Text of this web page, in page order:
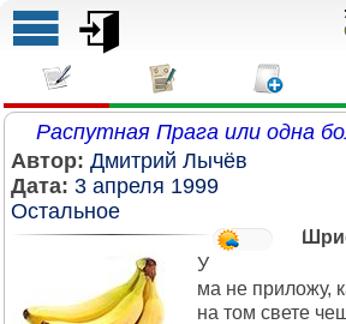
Распутная Прага или одна
Автор: Дмитрий Лычёв
Дата: 3 апреля 1999
Остальное
У
ма не приложу,
на том свете